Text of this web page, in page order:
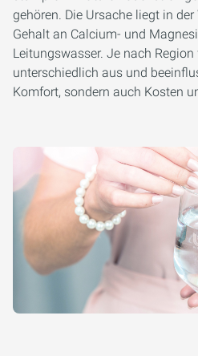
gehören. Die Ursache liegt in
Gehalt an Calcium- und
Leitungswasser. Je nach
unterschiedlich aus und
Komfort, sondern auch Kosten